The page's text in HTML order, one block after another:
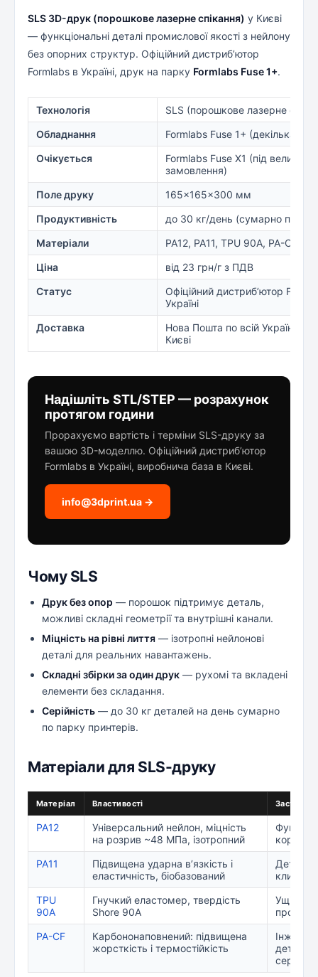
SLS 3D-друк (порошкове лазерне спікання) у Києві
— функціональні деталі промислової якості з нейлону
без опорних структур. Офіційний дистриб’ютор
Formlabs в Україні, друк на парку Formlabs Fuse 1+.
Технологія
SLS (порошкове лазерне
Обладнання
Formlabs Fuse 1+ (декілька
Очікується
Formlabs Fuse X1 (під великі
замовлення)
Поле друку
165×165×300 мм
Продуктивність
до 30 кг/день (сумарно парк)
Матеріали
PA12, PA11, TPU 90A, PA-CF
Ціна
від 23 грн/г з ПДВ
Статус
Офіційний дистриб’ютор
Україні
Доставка
Нова Пошта по всій Україні,
Києві
Надішліть STL/STEP — розрахунок
протягом години
Прорахуємо вартість і терміни SLS-друку за
вашою 3D-моделлю. Офіційний дистриб’ютор
Formlabs в Україні, виробнича база в Києві.
info@3dprint.ua →
Чому SLS
Друк без опор — порошок підтримує деталь,
можливі складні геометрії та внутрішні канали.
Міцність на рівні лиття — ізотропні нейлонові
деталі для реальних навантажень.
Складні збірки за один друк — рухомі та вкладені
елементи без складання.
Серійність — до 30 кг деталей на день сумарно
по парку принтерів.
Матеріали для SLS-друку
Матеріал Властивості
PA12
Універсальний нейлон, міцність
на розрив ~48 МПа, ізотропний
PA11
Підвищена ударна в’язкість і
еластичність, біобазований
Деталі
клипси,
TPU
90A
Гнучкий еластомер, твердість
Shore 90A
PA-CF
Карбононаповнений: підвищена
жорсткість і термостійкість
деталі,
серіях